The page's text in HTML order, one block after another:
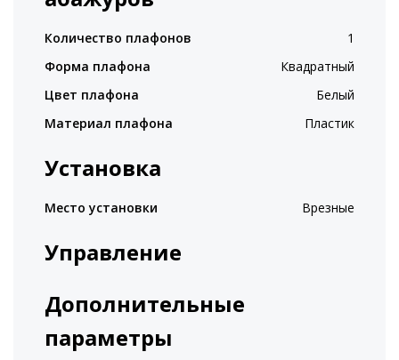
Количество плафонов
1
Форма плафона
Квадратный
Цвет плафона
Белый
Материал плафона
Пластик
Установка
Место установки Врезные
Управление
Дополнительные
параметры